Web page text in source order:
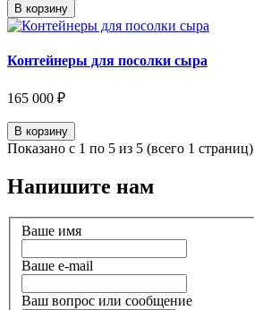
В корзину
Контейнеры для посолки сыра
165 000 ₽
В корзину
Показано с 1 по 5 из 5 (всего 1 страниц)
Напишите нам
Ваше имя
Ваше e-mail
Ваш вопрос или сообщение